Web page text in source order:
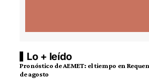
Lo + leído
Pronóstico de AEMET: el tiempo en
de agosto